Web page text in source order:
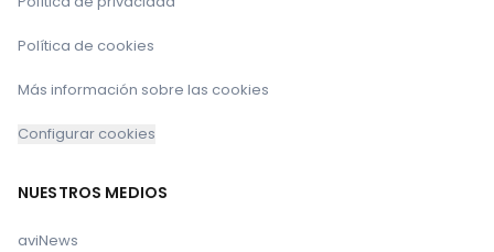
Política de cookies
Más información sobre las cookies
Configurar cookies
NUESTROS MEDIOS
aviNews